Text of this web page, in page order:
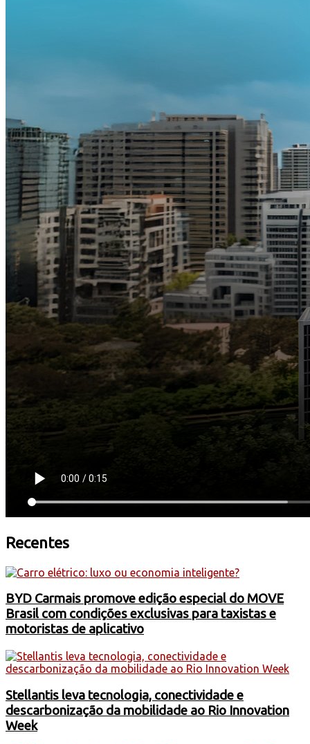
Recentes
BYD Carmais promove edição especial do MOVE
Brasil com condições exclusivas para taxistas e
motoristas de aplicativo
Stellantis leva tecnologia, conectividade e
descarbonização da mobilidade ao Rio Innovation
Week